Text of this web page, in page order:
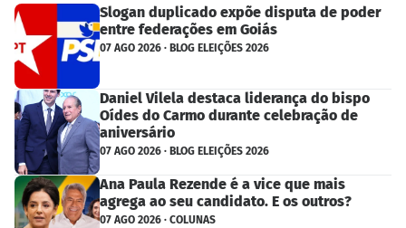
Slogan duplicado expõe disputa de poder
entre federações em Goiás
07 AGO 2026 · BLOG ELEIÇÕES 2026
Daniel Vilela destaca liderança do bispo
Oídes do Carmo durante celebração de
aniversário
07 AGO 2026 · BLOG ELEIÇÕES 2026
Ana Paula Rezende é a vice que mais
agrega ao seu candidato. E os outros?
07 AGO 2026 · COLUNAS